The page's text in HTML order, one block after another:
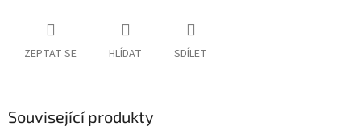
ZEPTAT SE HLÍDAT SDÍLET
Související produkty